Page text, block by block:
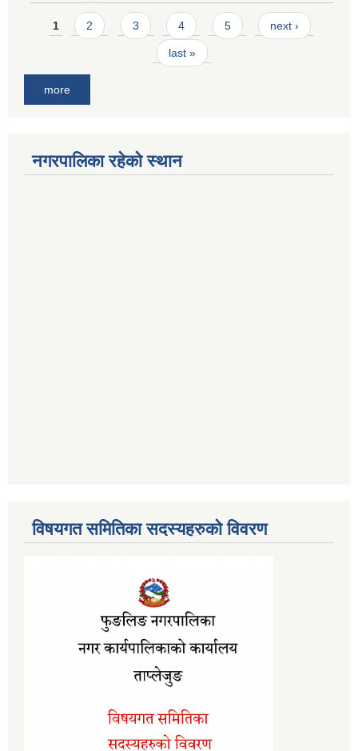
Pages
1 2 3 4 5 next ›
last »
more
नगरपालिका रहेको स्थान
विषयगत समितिका सदस्यहरुको विवरण